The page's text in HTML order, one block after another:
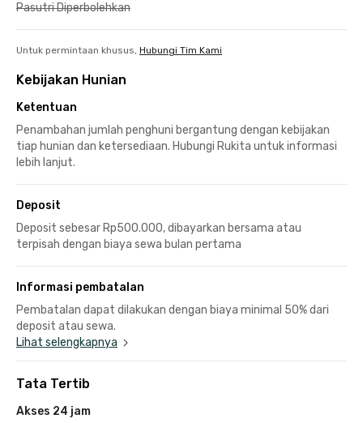
Pasutri Diperbolehkan
Untuk permintaan khusus, Hubungi Tim Kami
Kebijakan Hunian
Ketentuan
Penambahan jumlah penghuni bergantung dengan kebijakan
tiap hunian dan ketersediaan. Hubungi Rukita untuk informasi
lebih lanjut.
Deposit
Deposit sebesar Rp500.000, dibayarkan bersama atau
terpisah dengan biaya sewa bulan pertama
Informasi pembatalan
Pembatalan dapat dilakukan dengan biaya minimal 50% dari
deposit atau sewa.
Lihat selengkapnya
Tata Tertib
Akses 24 jam